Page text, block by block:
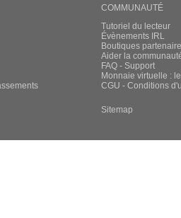
COMMUNAUTÉ
Tutoriel du lecteur
Évènements IRL
Boutiques
Aider la
FAQ - Support
Monnaie virtuelle :
CGU - Conditions
Sitemap